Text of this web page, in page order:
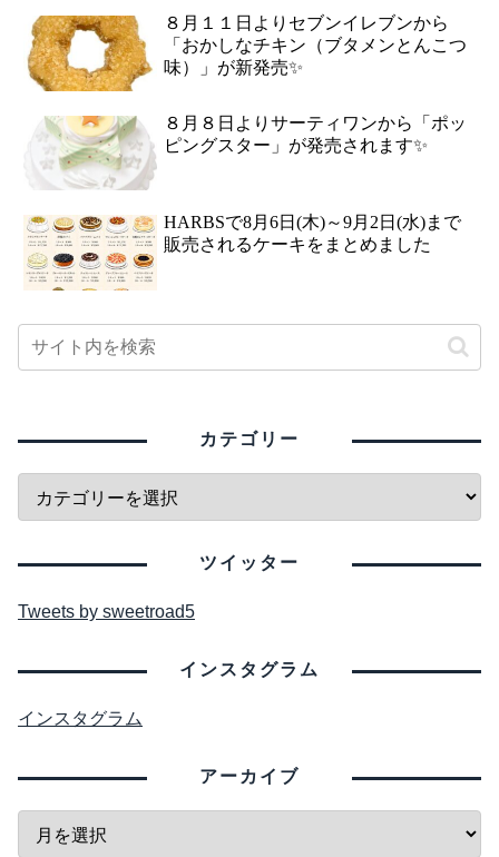
８月１１日よりセブンイレブンから
「おかしなチキン（ブタメンとんこつ
味）」が新発売✨
８月８日よりサーティワンから「ポッ
ピングスター」が発売されます✨
HARBSで8月6日(木)～9月2日(水)まで
販売されるケーキをまとめました
カテゴリー
ツイッター
Tweets by sweetroad5
インスタグラム
インスタグラム
アーカイブ